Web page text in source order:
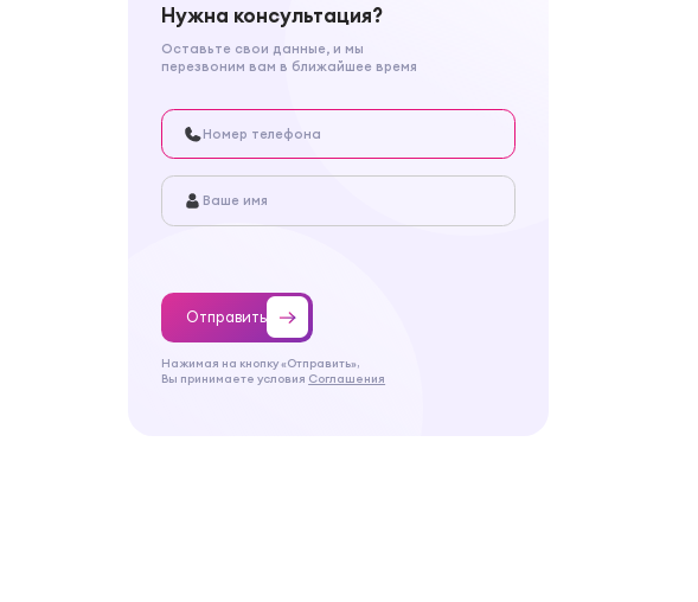
Нужна консультация?
Оставьте свои данные, и мы
перезвоним вам в ближайшее время
Отправить
Нажимая на кнопку «Отправить»,
Вы принимаете условия Соглашения